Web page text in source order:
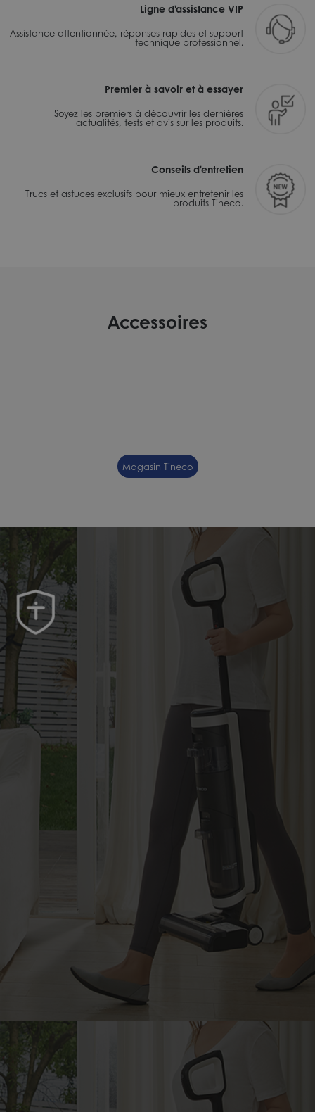
Ligne d'assistance VIP
Assistance attentionnée, réponses rapides et support
technique professionnel.
Premier à savoir et à essayer
Soyez les premiers à découvrir les dernières
actualités, tests et avis sur les produits.
Conseils d'entretien
Trucs et astuces exclusifs pour mieux entretenir les
produits Tineco.
Accessoires
Magasin Tineco